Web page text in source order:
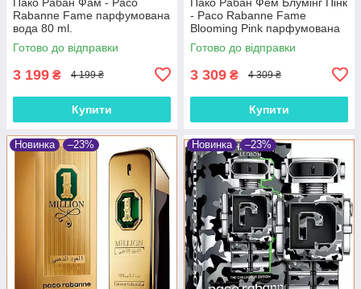
Rabanne Fame парфумована
вода 80 ml.
Готово до відправки
3 199 ₴ 4 199 ₴
Купити
- Paco Rabanne Fame
Blooming Pink парфумована
вода 80 ml.
Готово до відправки
3 309 ₴ 4 309 ₴
Купити
Новинка –23% Новинка –23%